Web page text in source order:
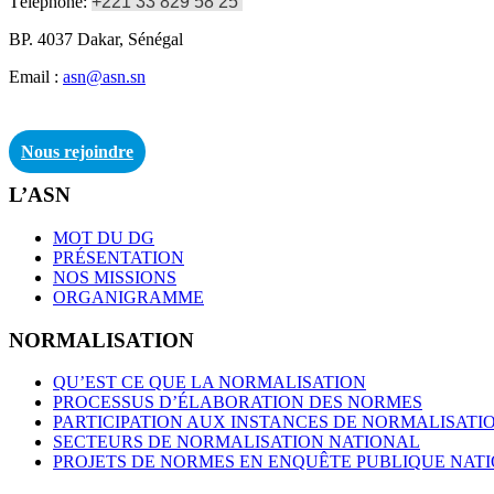
BP. 4037 Dakar, Sénégal
Email : asn@asn.sn
Nous rejoindre
L’ASN
MOT DU DG
PRÉSENTATION
NOS MISSIONS
ORGANIGRAMME
NORMALISATION
QU’EST CE QUE LA NORMALISATION
PROCESSUS D’ÉLABORATION DES NORMES
PARTICIPATION AUX INSTANCES DE
SECTEURS DE NORMALISATION NATIONAL
PROJETS DE NORMES EN ENQUÊTE PUBLIQUE